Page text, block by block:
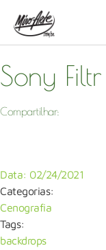
Sony
Compartilhar:
Data: 02/24/2021
Categorias:
Cenografia
Tags:
backdrops